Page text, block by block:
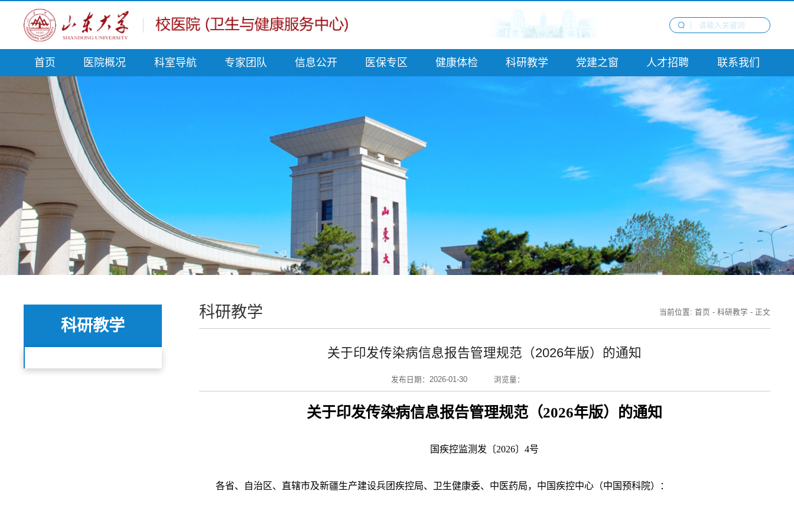
首页 医院概况 科室导航 专家团队 信息公开 医保专区 健康体检 科研教学 党建之窗 人才招聘 联系我们
科研教学
科研教学 当前位置: 首页 - 科研教学 - 正文
关于印发传染病信息报告管理规范（2026年版）的通知
发布日期：2026-01-30 浏览量：
关于印发传染病信息报告管理规范（2026年版）的通知
国疾控监测发〔2026〕4号
各省、自治区、直辖市及新疆生产建设兵团疾控局、卫生健康委、中医药局，中国疾控中心（中国预科院）：